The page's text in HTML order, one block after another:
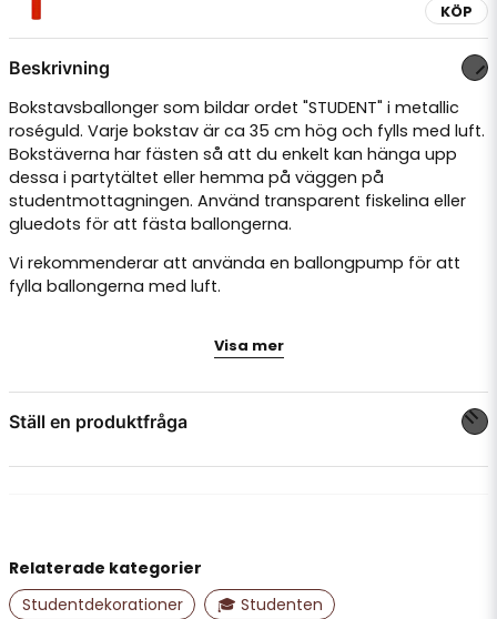
KÖP
Beskrivning
Bokstavsballonger som bildar ordet "STUDENT" i metallic
roséguld. Varje bokstav är ca 35 cm hög och fylls med luft.
Bokstäverna har fästen så att du enkelt kan hänga upp
dessa i partytältet eller hemma på väggen på
studentmottagningen. Använd transparent fiskelina eller
gluedots för att fästa ballongerna.
Vi rekommenderar att använda en ballongpump för att
fylla ballongerna med luft.
Film som visar hur du fyller bokstavsballonger med luft:
Visa mer
Ställ en produktfråga
name
Namn
Relaterade kategorier
Studentdekorationer
🎓 Studenten